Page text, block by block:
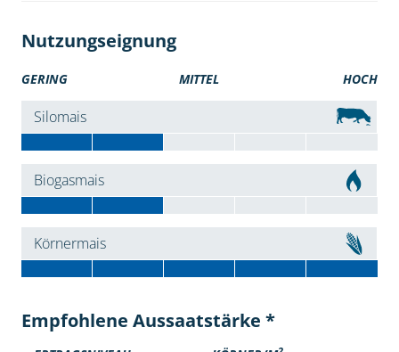
Nutzungseignung
GERING MITTEL HOCH
Silomais
Biogasmais
Körnermais
Empfohlene Aussaatstärke *